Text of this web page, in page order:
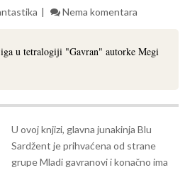
Nema komentara
u tetralogiji "Gavran" autorke Megi
U ovoj knjizi, glavna junakinja Blu
Sardžent je prihvaćena od strane
grupe Mladi gavranovi i konačno ima